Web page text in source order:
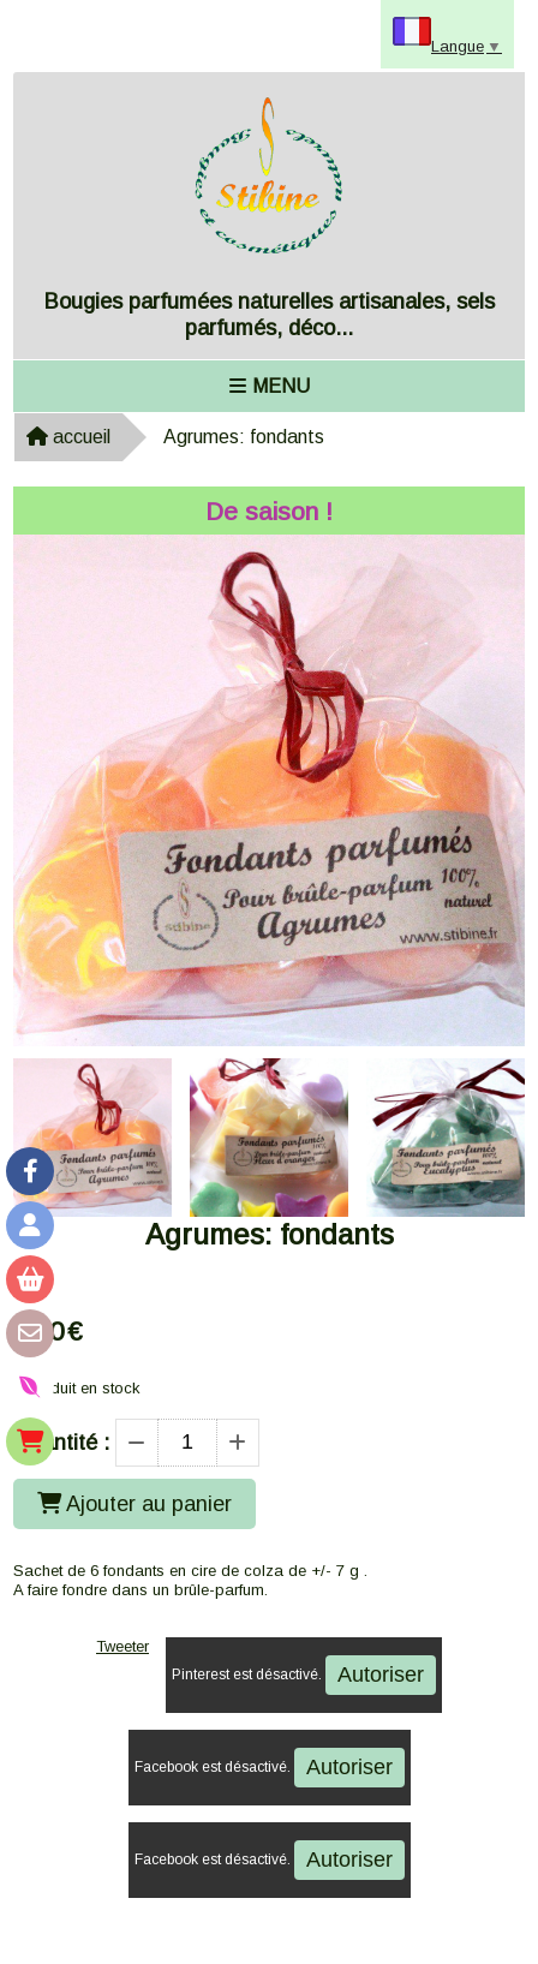
Bougies parfumées naturelles artisanales, sels
parfumés, déco...
MENU
accueil Agrumes: fondants
De saison !
Agrumes: fondants
3,50€
1produit en stock
Quantité :
Ajouter au panier
Sachet de 6 fondants en cire de colza de +/- 7 g .
A faire fondre dans un brûle-parfum.
Tweeter
Pinterest est désactivé. Autoriser
Facebook est désactivé. Autoriser
Facebook est désactivé. Autoriser
Langue ▼